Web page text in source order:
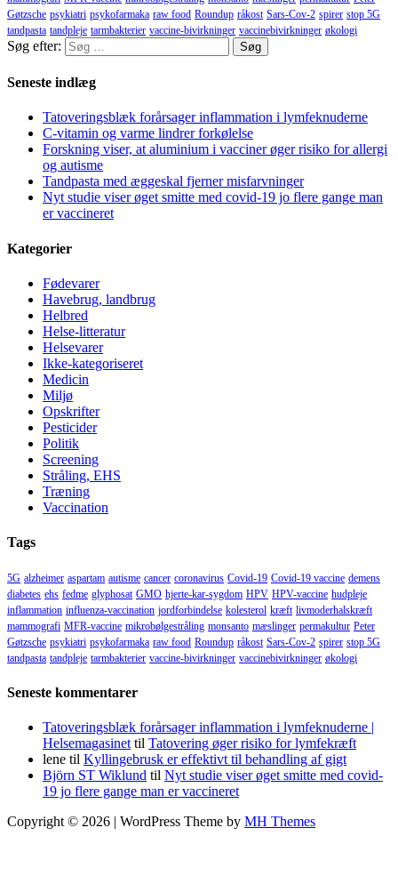
Gøtzsche psykiatri psykofarmaka raw food Roundup råkost Sars-Cov-2 spirer stop 5G
tandpasta tandpleje tarmbakterier vaccine-bivirkninger vaccinebivirkninger økologi
Søg efter:
Seneste indlæg
Tatoveringsblæk forårsager inflammation i lymfeknuderne
C-vitamin og varme lindrer forkølelse
Forskning viser, at aluminium i vacciner øger risiko for allergi
og autisme
Tandpasta med æggeskal fjerner misfarvninger
Nyt studie viser øget smitte med covid-19 jo flere gange man
er vaccineret
Kategorier
Fødevarer
Havebrug, landbrug
Helbred
Helse-litteratur
Helsevarer
Ikke-kategoriseret
Medicin
Miljø
Opskrifter
Pesticider
Politik
Screening
Stråling, EHS
Træning
Vaccination
Tags
5G alzheimer aspartam autisme cancer coronavirus Covid-19 Covid-19 vaccine demens
diabetes ehs fedme glyphosat GMO hjerte-kar-sygdom HPV HPV-vaccine hudpleje
inflammation influenza-vaccination jordforbindelse kolesterol kræft livmoderhalskræft
mammografi MFR-vaccine mikrobølgestråling monsanto mæslinger permakultur Peter
Gøtzsche psykiatri psykofarmaka raw food Roundup råkost Sars-Cov-2 spirer stop 5G
tandpasta tandpleje tarmbakterier vaccine-bivirkninger vaccinebivirkninger økologi
Seneste kommentarer
Tatoveringsblæk forårsager inflammation i lymfeknuderne |
Helsemagasinet til Tatovering øger risiko for lymfekræft
lene til Kyllingebrusk er effektivt til behandling af gigt
Björn ST Wiklund til Nyt studie viser øget smitte med covid-
19 jo flere gange man er vaccineret
Copyright © 2026 | WordPress Theme by MH Themes